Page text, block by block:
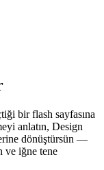
bir flash sayfasına
anlatın, Design
dönüştürsün —
ve iğne tene